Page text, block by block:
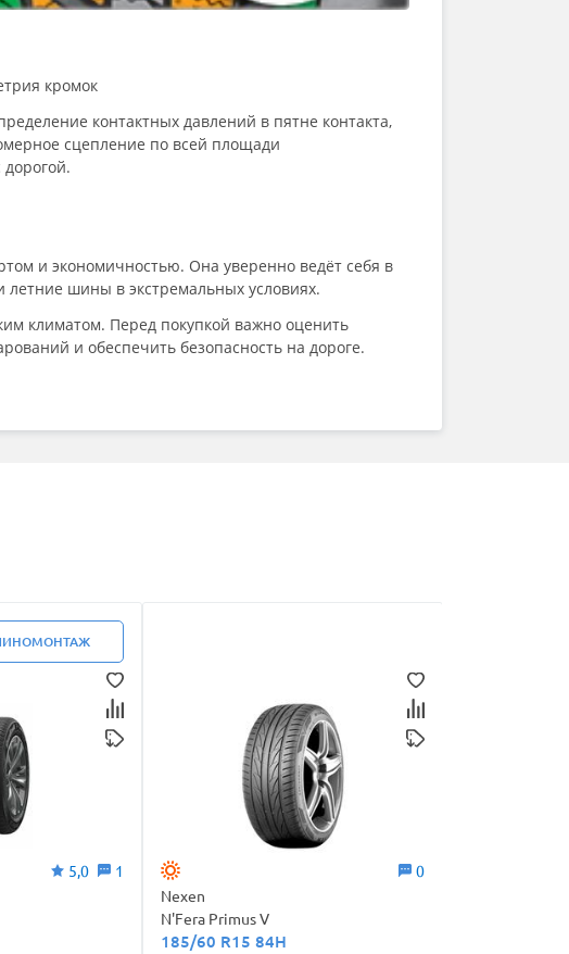
кромок
контактных давлений в пятне контакта,
сцепление по всей площади
и экономичностью. Она уверенно ведёт себя в
шины в экстремальных условиях.
климатом. Перед покупкой важно оценить
и обеспечить безопасность на дороге.
5,0
1
0
Nexen
N'Fera Primus V
185/60 R15 84H